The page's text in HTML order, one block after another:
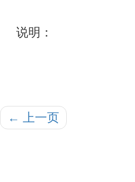
说明：
← 上一页